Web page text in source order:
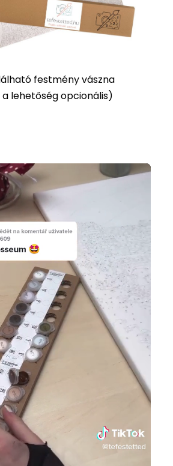
festmény vászna
lehetőség opcionális)